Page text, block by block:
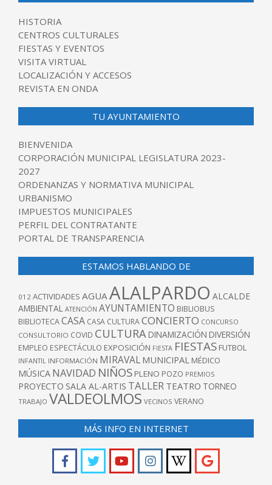
HISTORIA
CENTROS CULTURALES
FIESTAS Y EVENTOS
VISITA VIRTUAL
LOCALIZACIÓN Y ACCESOS
REVISTA EN ONDA
TU AYUNTAMIENTO
BIENVENIDA
CORPORACIÓN MUNICIPAL LEGISLATURA 2023-
2027
ORDENANZAS Y NORMATIVA MUNICIPAL
URBANISMO
IMPUESTOS MUNICIPALES
PERFIL DEL CONTRATANTE
PORTAL DE TRANSPARENCIA
ESTAMOS HABLANDO DE
012 ACTIVIDADES AGUA ALALPARDO ALCALDE
AMBIENTAL ATENCIÓN AYUNTAMIENTO BIBLIOBUS
BIBLIOTECACASA CASA CULTURACONCIERTO CONCURSO
CONSULTORIO COVID CULTURA DINAMIZACIÓN DIVERSIÓN
EMPLEO ESPECTÁCULO EXPOSICIÓN FIESTA FIESTAS FUTBOL
INFANTIL INFORMACIÓN MIRAVAL MUNICIPAL MÉDICO
MÚSICA NAVIDAD NIÑOS PLENO POZO PREMIOS
PROYECTO SALA AL-ARTIS TALLER TEATRO TORNEO
TRABAJO VALDEOLMOS VECINOS VERANO
MÁS INFO EN INTERNET